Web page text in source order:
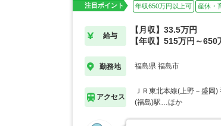
注目ポイント 年収650万円以上可 産休・
給与
【月収】33.5万円
【年収】515万円～650
勤務地 福島県 福島市
アクセス
ＪＲ東北本線(上野－盛岡
(福島)駅…ほか